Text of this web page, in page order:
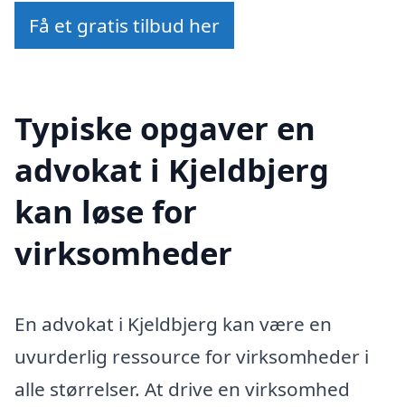
Få et gratis tilbud her
Typiske opgaver en
advokat i Kjeldbjerg
kan løse for
virksomheder
En advokat i Kjeldbjerg kan være en
uvurderlig ressource for virksomheder i
alle størrelser. At drive en virksomhed